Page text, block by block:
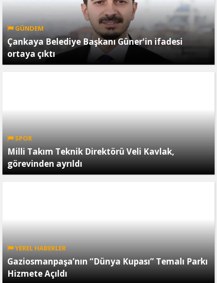
GÜNDEM
Çankaya Belediye Başkanı Güner'in ifadesi
ortaya çıktı
SPOR
Milli Takım Teknik Direktörü Veli Kavlak,
görevinden ayrıldı
YEREL HABERLER
Gaziosmanpaşa’nın “Dünya Kupası” Temalı Parkı
Hizmete Açıldı